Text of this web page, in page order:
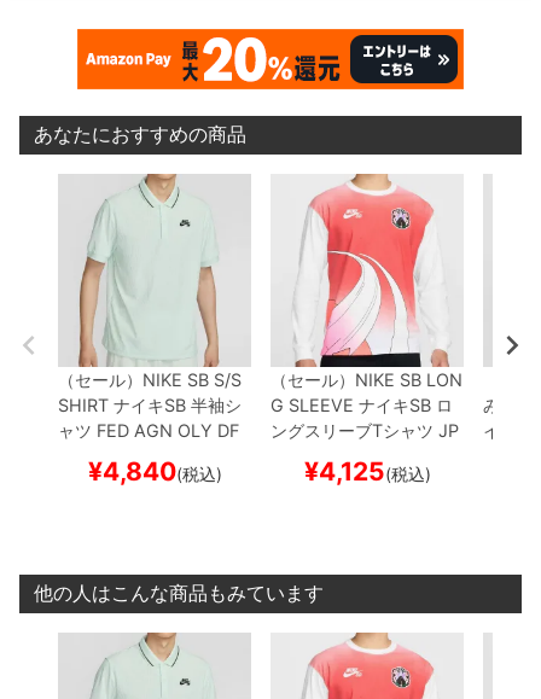
あなたにおすすめの商品
（セール） NIKE SB S/S
SHIRT ナイキSB 半袖シ
ャツ FED AGN OLY DF
FZ7006-394スケー
¥4,840(税込)
（セール） NIKE SB LON
G SLEEVE ナイキSB ロ
ングスリーブTシャツ JP
F4380-100スケートボ
¥4,125(税込)
み）
イキSB
他の人はこんな商品もみています